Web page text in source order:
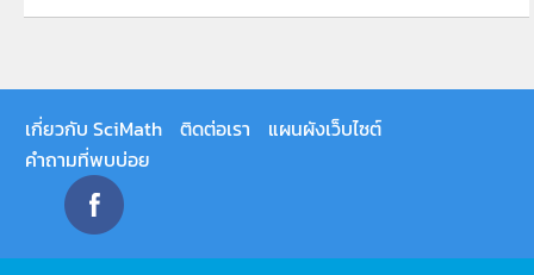
เกี่ยวกับ SciMath ติดต่อเรา
แผนผังเว็บไซต์
คำถามที่พบบ่อย